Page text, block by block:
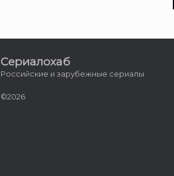
Сериалохаб
Российские и зарубежные сериалы
©2026